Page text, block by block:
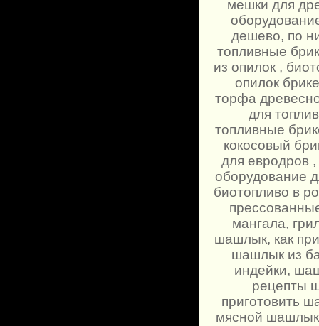
мешки для
дешево, по
топливные
из опилок ,
опилок
торфа
для
топливные
кокосовый
для евродров
оборудование
биотопливо в
мангала,
шашлык, как
шашлык из
индейки,
рецепты
приготовить
мясной